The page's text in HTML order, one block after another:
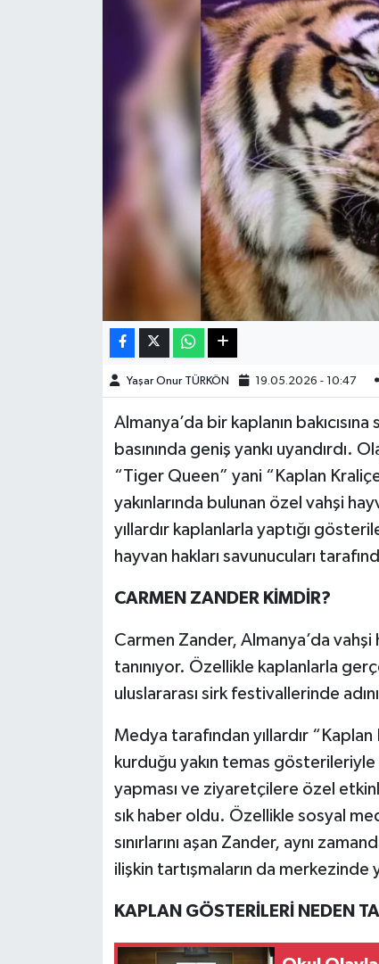
Yaşar Onur TÜRKÖN 19.05.2026 - 10:47
Almanya’da bir kaplanın
basınında geniş yankı uyandırdı.
“Tiger Queen” yani “Kaplan
yakınlarında bulunan özel vahşi
yıllardır kaplanlarla yaptığı
hayvan hakları savunucuları
CARMEN ZANDER KİMDİR?
Carmen Zander, Almanya’da
tanınıyor. Özellikle kaplanlarla
uluslararası sirk festivallerinde
Medya tarafından yıllardır
kurduğu yakın temas
yapması ve ziyaretçilere özel
sık haber oldu. Özellikle sosyal
sınırlarını aşan Zander, aynı
ilişkin tartışmaların da merkezinde
KAPLAN GÖSTERİLERİ NEDEN
Kültür Sanat
Manşetler
SürManşet
Teknoloji
KAHRAMANMARAŞ